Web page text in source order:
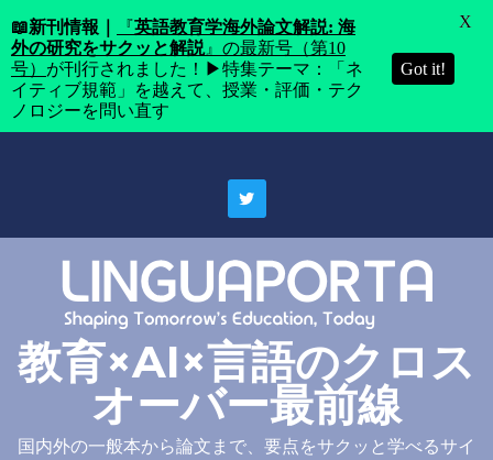
教育×AI×言語のクロス
オーバー最前線
国内外の一般本から論文まで、要点をサクッと学べるサイ
📖新刊情報｜ 『英語教育学海外論文解説: 海
外の研究をサクッと解説』の最新号（第10
号） が刊行されました！▶特集テーマ：「ネ
イティブ規範」を越えて、授業・評価・テク
ノロジーを問い直す
Got it!
X